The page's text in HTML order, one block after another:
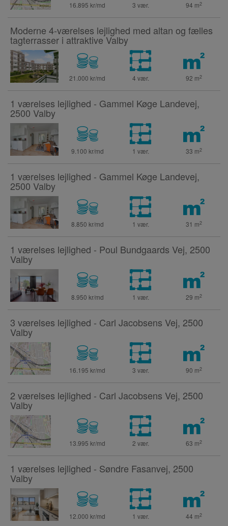
16.895 kr/md 3 vær. 94 m2
Moderne 4-værelses lejlighed med altan og fælles
tagterrasser i attraktive Valby
21.000 kr/md 4 vær. 92 m2
1 værelses lejlighed - Gammel Køge Landevej,
2500 Valby
9.100 kr/md 1 vær. 33 m2
1 værelses lejlighed - Gammel Køge Landevej,
2500 Valby
8.850 kr/md 1 vær. 31 m2
1 værelses lejlighed - Poul Bundgaards Vej, 2500
Valby
8.950 kr/md 1 vær. 29 m2
3 værelses lejlighed - Carl Jacobsens Vej, 2500
Valby
16.195 kr/md 3 vær. 90 m2
2 værelses lejlighed - Carl Jacobsens Vej, 2500
Valby
13.995 kr/md 2 vær. 63 m2
1 værelses lejlighed - Søndre Fasanvej, 2500
Valby
12.000 kr/md 1 vær. 44 m2